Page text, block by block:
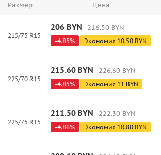
Размер Цена
215/75 R15
206 BYN 216.50BYN
-4.85% Экономия 10.50 BYN
225/70 R15
215.60 BYN 226.60BYN
-4.85% Экономия 11 BYN
225/75 R15
211.50 BYN 222.30BYN
-4.86% Экономия 10.80 BYN